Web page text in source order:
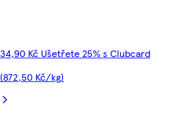
34,90 Kč Ušetřete 25% s Clubcard
(872,50 Kč/kg)